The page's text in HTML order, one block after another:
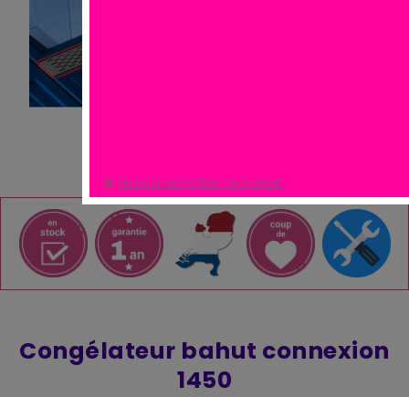
Congélateur bahut connexion
1450
NE PLUS MONTRER CE POPUP.